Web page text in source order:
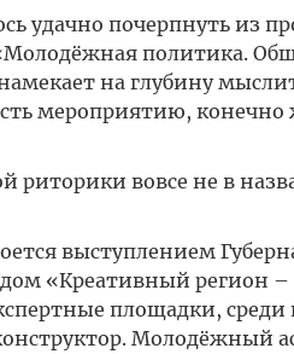
удачно почерпнуть из
политика.
на глубину
мероприятию,
риторики вовсе не в
выступлением
«Креативный регион
площадки,
Молодёжный